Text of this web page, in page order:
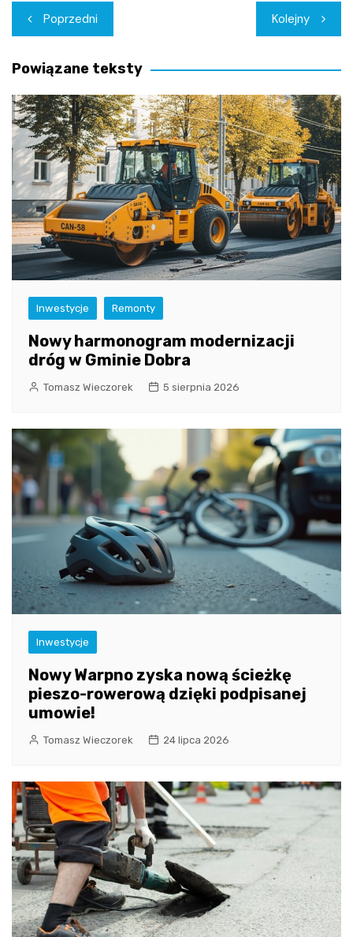
Nawigacja
wpisu
Poprzedni Kolejny
Powiązane teksty
Inwestycje Remonty
Nowy harmonogram modernizacji
dróg w Gminie Dobra
Tomasz Wieczorek 5 sierpnia 2026
Inwestycje
Nowy Warpno zyska nową ścieżkę
pieszo-rowerową dzięki podpisanej
umowie!
Tomasz Wieczorek 24 lipca 2026